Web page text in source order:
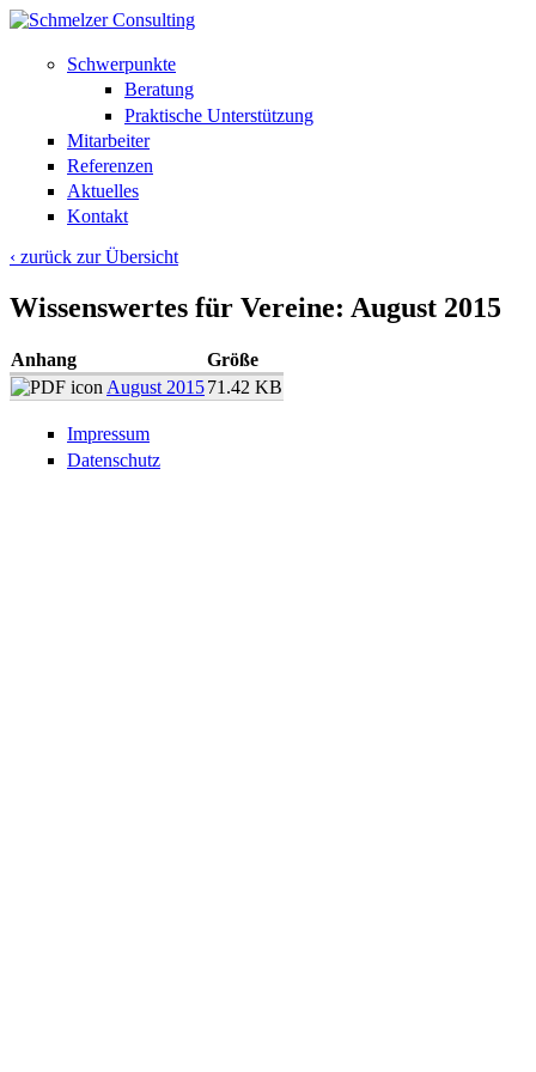
Schwerpunkte
Beratung
Praktische Unterstützung
Mitarbeiter
Referenzen
Aktuelles
Kontakt
‹ zurück zur Übersicht
Wissenswertes für Vereine: August 2015
Anhang
Größe
August 201571.42 KB
Impressum
Datenschutz